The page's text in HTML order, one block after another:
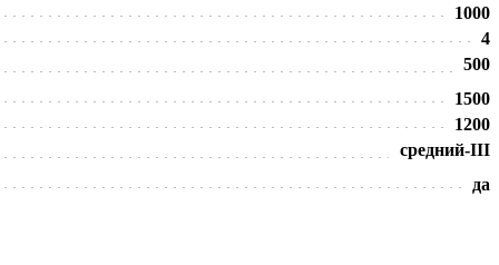
1000
4
500
1500
1200
средний-III
да